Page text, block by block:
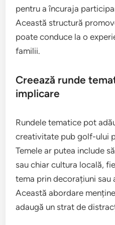
pentru a încuraja
Această structură
poate conduce la o
familii.
Creează runde
implicare
Rundele tematice pot
creativitate pub golf-ului
Temele ar putea include
sau chiar cultura locală,
tema prin decorațiuni sau
Această abordare
adaugă un strat de